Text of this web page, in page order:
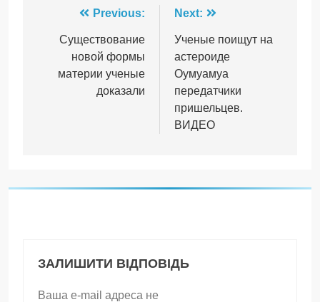
Навігація
записів
Previous:
Существование
новой формы
материи ученые
доказали
Next:
Ученые поищут на
астероиде
Оумуамуа
передатчики
пришельцев.
ВИДЕО
ЗАЛИШИТИ ВІДПОВІДЬ
Ваша e-mail адреса не